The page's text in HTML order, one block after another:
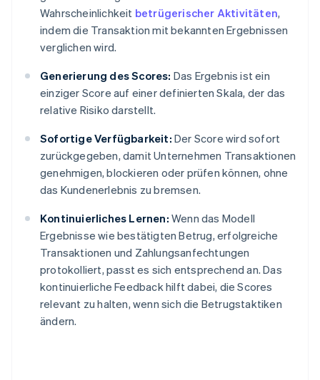
Wahrscheinlichkeit betrügerischer Aktivitäten,
indem die Transaktion mit bekannten Ergebnissen
verglichen wird.
Generierung des Scores: Das Ergebnis ist ein
einziger Score auf einer definierten Skala, der das
relative Risiko darstellt.
Sofortige Verfügbarkeit: Der Score wird sofort
zurückgegeben, damit Unternehmen Transaktionen
genehmigen, blockieren oder prüfen können, ohne
das Kundenerlebnis zu bremsen.
Kontinuierliches Lernen: Wenn das Modell
Ergebnisse wie bestätigten Betrug, erfolgreiche
Transaktionen und Zahlungsanfechtungen
protokolliert, passt es sich entsprechend an. Das
kontinuierliche Feedback hilft dabei, die Scores
relevant zu halten, wenn sich die Betrugstaktiken
ändern.